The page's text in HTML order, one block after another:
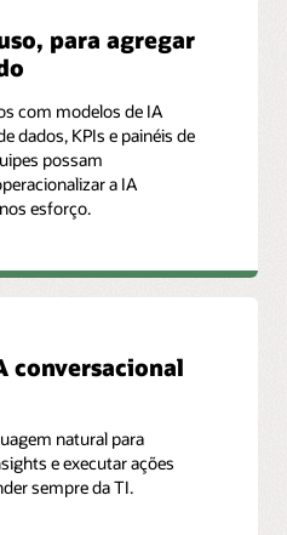
para agregar
com modelos de IA
dados, KPIs e painéis de
possam
a IA
esforço.
conversacional
natural para
e executar ações
sempre da TI.